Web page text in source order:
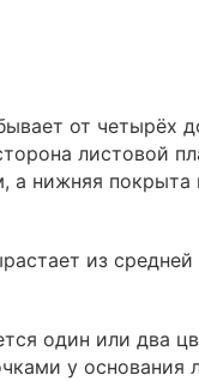
от четырёх
листовой
а нижняя
из средней
один или два
у основания